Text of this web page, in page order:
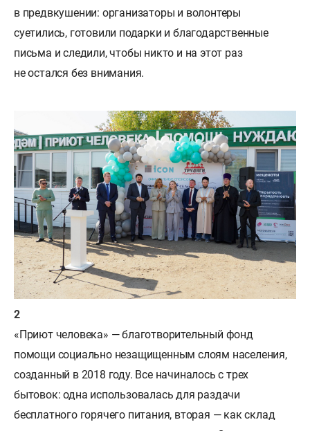
в предвкушении: организаторы и волонтеры
суетились, готовили подарки и благодарственные
письма и следили, чтобы никто и на этот раз
не остался без внимания.
«Приют человека» — благотворительный фонд
помощи социально незащищенным слоям населения,
созданный в 2018 году. Все начиналось с трех
бытовок: одна использовалась для раздачи
бесплатного горячего питания, вторая — как склад